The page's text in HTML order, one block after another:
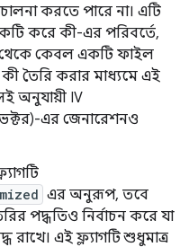
করতে পারে না। এটি
করে কী-এর পরিবর্তে,
থেকে কেবল একটি ফাইল
তৈরি করার মাধ্যমে এই
অনুযায়ী IV
এর জেনারেশনও
এর অনুরূপ, তবে
পদ্ধতিও নির্বাচন করে যা
রাখে। এই ফ্ল্যাগটি শুধুমাত্র